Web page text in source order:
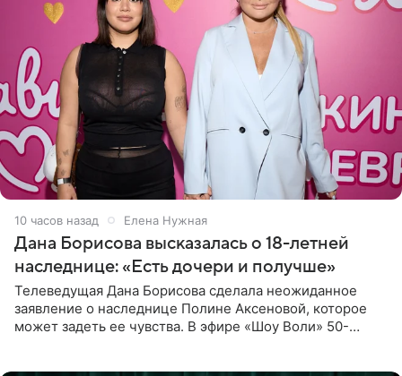
10 часов назад Елена Нужная
Дана Борисова высказалась о 18-летней
наследнице: «Есть дочери и получше»
Телеведущая Дана Борисова сделала неожиданное
заявление о наследнице Полине Аксеновой, которое
может задеть ее чувства. В эфире «Шоу Воли» 50-